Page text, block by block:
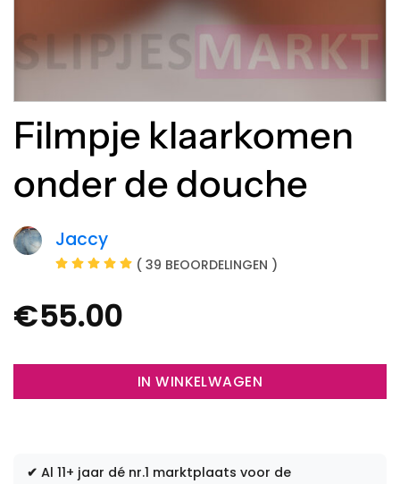
Filmpje klaarkomen
onder de douche
Jaccy
( 39 BEOORDELINGEN )
€55.00
IN WINKELWAGEN
✔ Al 11+ jaar dé nr.1 marktplaats voor de